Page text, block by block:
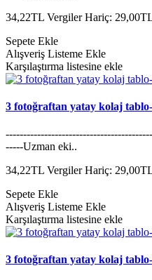
34,22TL Vergiler Hariç:
Sepete Ekle
Alışveriş Listeme Ekle
Karşılaştırma listesine ekle
3 fotoğraftan yatay kolaj
-----Uzman eki..
34,22TL Vergiler Hariç:
Sepete Ekle
Alışveriş Listeme Ekle
Karşılaştırma listesine ekle
3 fotoğraftan yatay kolaj